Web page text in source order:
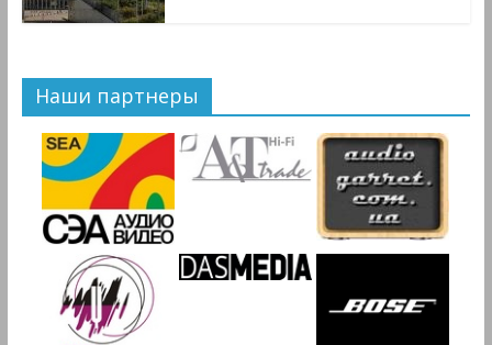
Наши партнеры